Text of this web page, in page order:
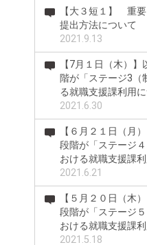
【大３短１】 重
提出方法について
2021.9.13
【7月１日（木）
階が「ステージ3（
る就職支援課利用
2021.6.30
【６月２１日（月
段階が「ステージ
おける就職支援課
2021.6.21
【５月２０日（木
段階が「ステージ
おける就職支援課
2021.5.18